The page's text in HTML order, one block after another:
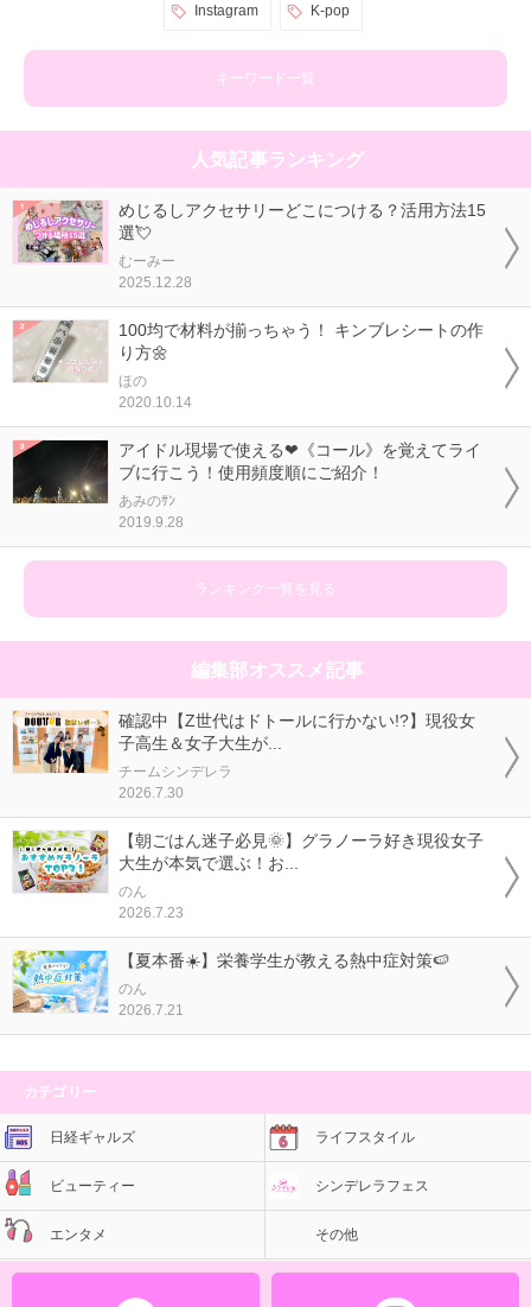
Instagram K-pop
キーワード一覧
人気記事ランキング
めじるしアクセサリーどこにつける？活用方法15
選💘
むーみー
2025.12.28
100均で材料が揃っちゃう！ キンブレシートの作
り方🌼
ほの
2020.10.14
アイドル現場で使える❤《コール》を覚えてライ
ブに行こう！使用頻度順にご紹介！
あみのｻﾝ
2019.9.28
ランキング一覧を見る
編集部オススメ記事
確認中【Z世代はドトールに行かない!?】現役女
子高生＆女子大生が...
チームシンデレラ
2026.7.30
【朝ごはん迷子必見🌞】グラノーラ好き現役女子
大生が本気で選ぶ！お...
のん
2026.7.23
【夏本番☀️】栄養学生が教える熱中症対策🍉
のん
2026.7.21
カテゴリー
日経ギャルズ ライフスタイル
ビューティー シンデレラフェス
エンタメ その他